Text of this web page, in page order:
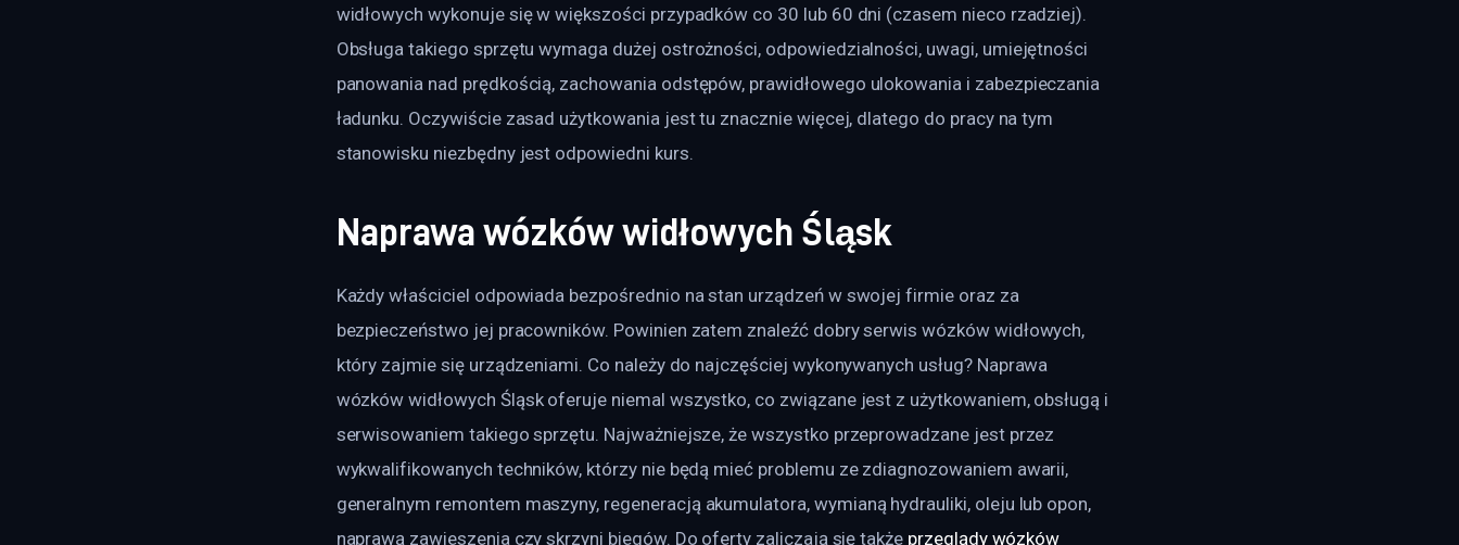
widłowych wykonuje się w większości przypadków co 30 lub 60 dni (czasem nieco rzadziej).
Obsługa takiego sprzętu wymaga dużej ostrożności, odpowiedzialności, uwagi, umiejętności
panowania nad prędkością, zachowania odstępów, prawidłowego ulokowania i zabezpieczania
ładunku. Oczywiście zasad użytkowania jest tu znacznie więcej, dlatego do pracy na tym
stanowisku niezbędny jest odpowiedni kurs.
Naprawa wózków widłowych Śląsk
Każdy właściciel odpowiada bezpośrednio na stan urządzeń w swojej firmie oraz za
bezpieczeństwo jej pracowników. Powinien zatem znaleźć dobry serwis wózków widłowych,
który zajmie się urządzeniami. Co należy do najczęściej wykonywanych usług? Naprawa
wózków widłowych Śląsk oferuje niemal wszystko, co związane jest z użytkowaniem, obsługą i
serwisowaniem takiego sprzętu. Najważniejsze, że wszystko przeprowadzane jest przez
wykwalifikowanych techników, którzy nie będą mieć problemu ze zdiagnozowaniem awarii,
generalnym remontem maszyny, regeneracją akumulatora, wymianą hydrauliki, oleju lub opon,
naprawą zawieszenia czy skrzyni biegów. Do oferty zaliczają się także przeglądy wózków